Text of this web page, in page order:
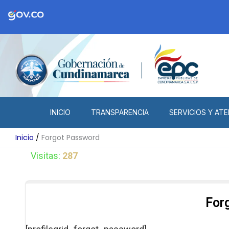
contenido
INICIO TRANSPARENCIA SERVICIOS Y
Inicio
Forgot Password
Visitas: 287